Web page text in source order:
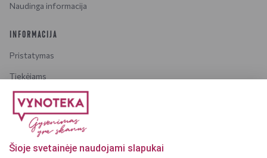
Šioje svetainėje naudojami slapukai
Naudinga informacija
INFORMACIJA
Pristatymas
Tiekėjams
Karjera
Dažniausiai užduodami klausimai
Dėmesio! Alkoholinius gėrimus gali įsigyti tik asmenys,